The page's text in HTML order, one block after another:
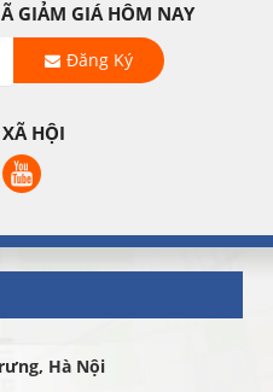
GIẢM GIÁ HÔM NAY
Đăng Ký
HỘI
Hà Nội